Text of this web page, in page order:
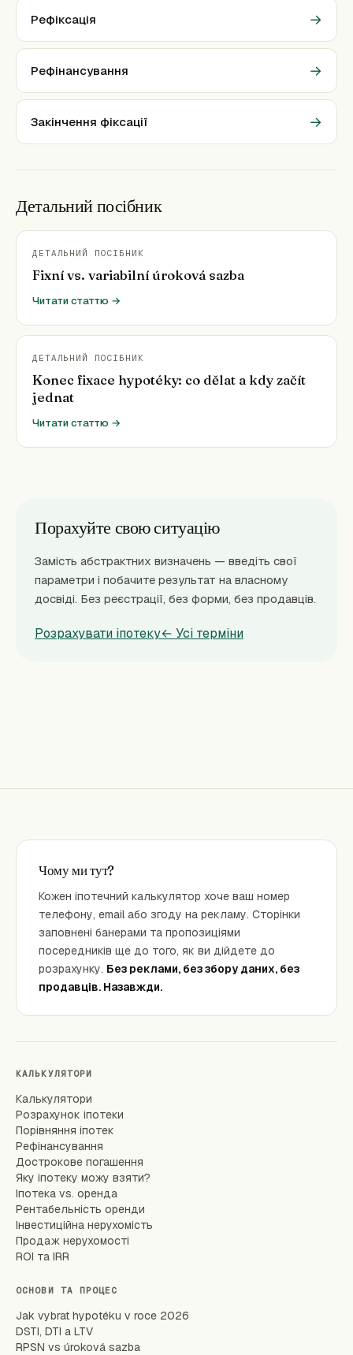
Рефіксація →
Рефінансування →
Закінчення фіксації →
Детальний посібник
ДЕТАЛЬНИЙ ПОСІБНИК
Fixní vs. variabilní úroková sazba
Читати статтю →
ДЕТАЛЬНИЙ ПОСІБНИК
Konec fixace hypotéky: co dělat a kdy začít
jednat
Читати статтю →
Порахуйте свою ситуацію
Замість абстрактних визначень — введіть свої
параметри і побачите результат на власному
досвіді. Без реєстрації, без форми, без продавців.
Розрахувати іпотеку← Усі терміни
Чому ми тут?
Кожен іпотечний калькулятор хоче ваш номер
телефону, email або згоду на рекламу. Сторінки
заповнені банерами та пропозиціями
посередників ще до того, як ви дійдете до
розрахунку. Без реклами, без збору даних, без
продавців. Назавжди.
КАЛЬКУЛЯТОРИ
Калькулятори
Розрахунок іпотеки
Порівняння іпотек
Рефінансування
Дострокове погашення
Яку іпотеку можу взяти?
Іпотека vs. оренда
Рентабельність оренди
Інвестиційна нерухомість
Продаж нерухомості
ROI та IRR
ОСНОВИ ТА ПРОЦЕС
Jak vybrat hypotéku v roce 2026
DSTI, DTI a LTV
RPSN vs úroková sazba